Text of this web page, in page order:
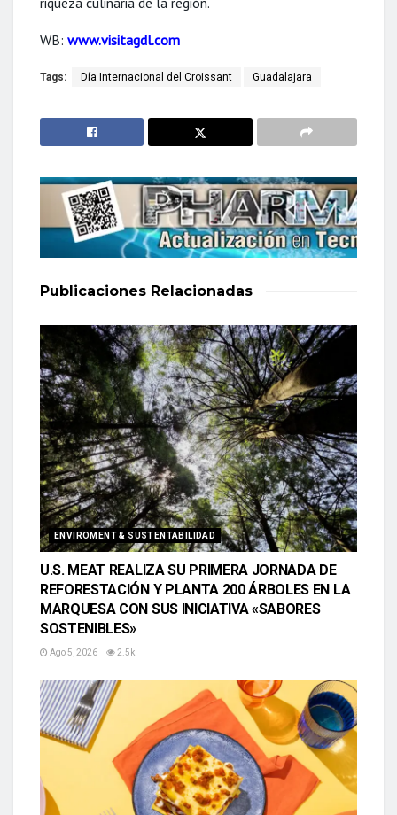
WB: www.visitagdl.com
Tags: Día Internacional del Croissant Guadalajara
Publicaciones Relacionadas
ENVIROMENT & SUSTENTABILIDAD
U.S. MEAT REALIZA SU PRIMERA JORNADA DE
REFORESTACIÓN Y PLANTA 200 ÁRBOLES EN LA
MARQUESA CON SUS INICIATIVA «SABORES
SOSTENIBLES»
Ago 5, 2026 2.5k